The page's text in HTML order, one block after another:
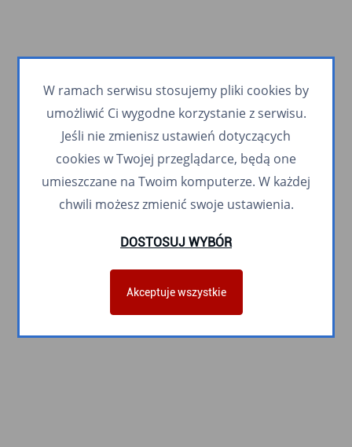
W ramach serwisu stosujemy pliki cookies by
umożliwić Ci wygodne korzystanie z serwisu.
Jeśli nie zmienisz ustawień dotyczących
cookies w Twojej przeglądarce, będą one
umieszczane na Twoim komputerze. W każdej
chwili możesz zmienić swoje ustawienia.
DOSTOSUJ WYBÓR
Akceptuje wszystkie